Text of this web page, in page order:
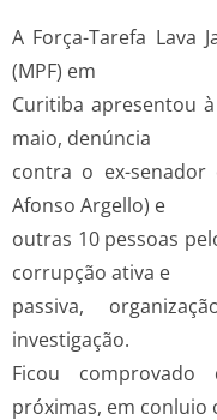
A Força-Tarefa Lava
(MPF) em
Curitiba apresentou
maio, denúncia
contra o ex-senador
Afonso Argello) e
outras 10 pessoas
corrupção ativa e
passiva,
investigação.
Ficou
próximas, em conluio